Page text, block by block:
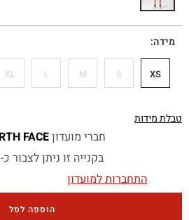
מידה
XS
S
M
L
XL
טבלת מידות
חברי מועדוןTHE NORTH FACE
בקנייה זו ניתן לצבור כ-7 נקודות
התחברות למועדון
הוספה לסל